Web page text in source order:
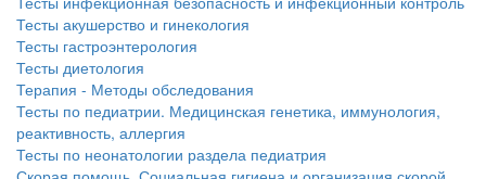
Тесты акушерство и гинекология
Тесты гастроэнтерология
Тесты диетология
Терапия - Методы обследования
Тесты по педиатрии. Медицинская генетика, иммунология,
реактивность, аллергия
Тесты по неонатологии раздела педиатрия